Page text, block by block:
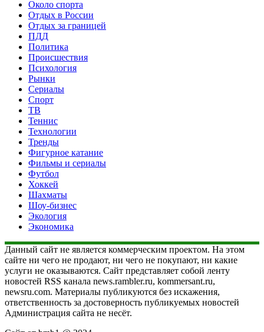
Около спорта
Отдых в России
Отдых за границей
ПДД
Политика
Происшествия
Психология
Рынки
Сериалы
Спорт
ТВ
Теннис
Технологии
Тренды
Фигурное катание
Фильмы и сериалы
Футбол
Хоккей
Шахматы
Шоу-бизнес
Экология
Экономика
Данный сайт не является коммерческим проектом. На этом
сайте ни чего не продают, ни чего не покупают, ни какие
услуги не оказываются. Сайт представляет собой ленту
новостей RSS канала news.rambler.ru, kommersant.ru,
newsru.com. Материалы публикуются без искажения,
ответственность за достоверность публикуемых новостей
Администрация сайта не несёт.